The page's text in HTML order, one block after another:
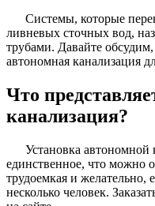
Системы, которые
ливневых сточных вод,
трубами. Давайте обсудим,
автономная канализация
Что
канализация?
Установка
единственное, что можно
трудоемкая и желательно,
несколько человек.